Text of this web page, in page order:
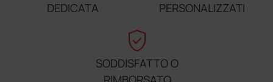
DEDICATA
PERSONALIZZATI
verified_user
SODDISFATTO O